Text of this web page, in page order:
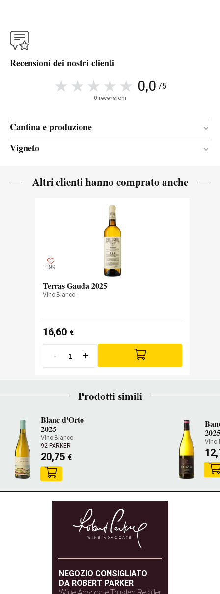
Recensioni dei nostri clienti
0,0 /5
0 recensioni
Cantina e produzione
RECIPIENTE DI
AFFINAMENTO
8 mesi
Vigneto
Sabbia / Granitico / Calcareo-
Mediterraneo
Altri clienti hanno comprato anche
199
Terras Gauda 2025
Vino Bianco
16,60 €
- +
Prodotti simili
Blanc d'Orto
2025
Vino Bianco
92 PARKER
20,75 €
2025
Vino
NEGOZIO CONSIGLIATO
DA ROBERT PARKER